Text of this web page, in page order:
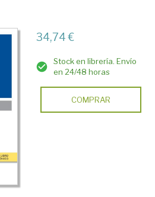
34,74 €
Stock en librería. Envío
en 24/48 horas
COMPRAR